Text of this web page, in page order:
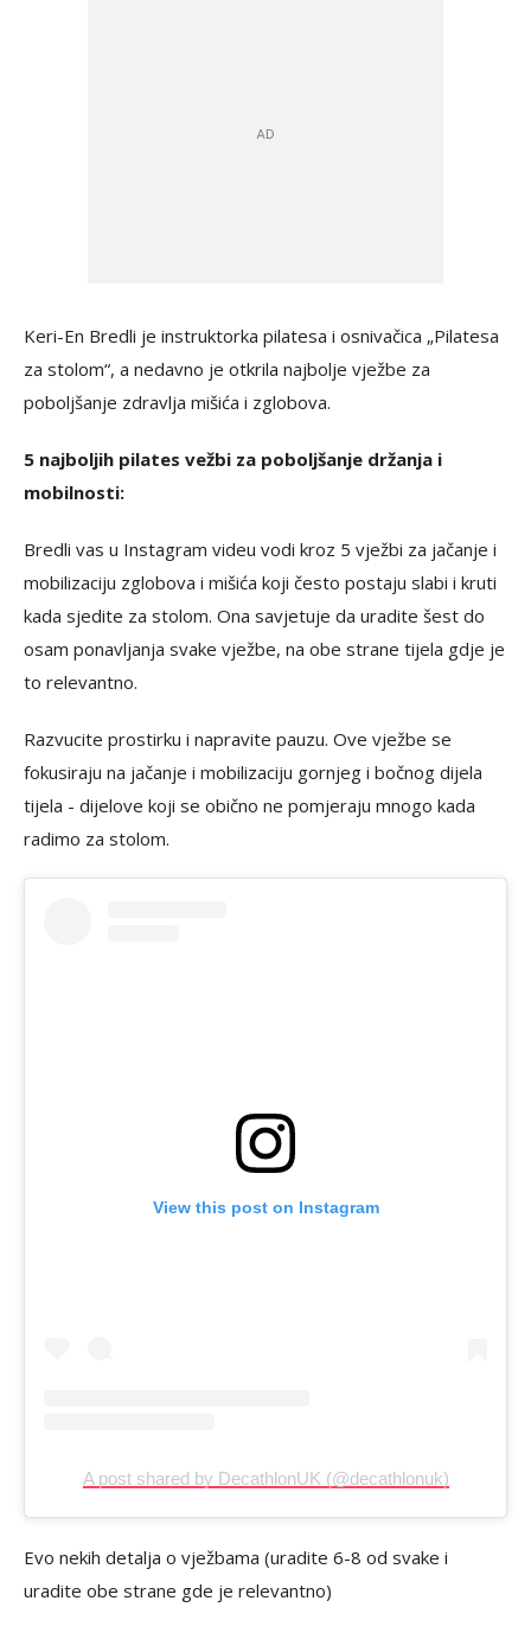
Keri-En Bredli je instruktorka pilatesa i osnivačica „Pilatesa
za stolom“, a nedavno je otkrila najbolje vježbe za
poboljšanje zdravlja mišića i zglobova.
5 najboljih pilates vežbi za poboljšanje držanja i
mobilnosti:
Bredli vas u Instagram videu vodi kroz 5 vježbi za jačanje i
mobilizaciju zglobova i mišića koji često postaju slabi i kruti
kada sjedite za stolom. Ona savjetuje da uradite šest do
osam ponavljanja svake vježbe, na obe strane tijela gdje je
to relevantno.
Razvucite prostirku i napravite pauzu. Ove vježbe se
fokusiraju na jačanje i mobilizaciju gornjeg i bočnog dijela
tijela - dijelove koji se obično ne pomjeraju mnogo kada
radimo za stolom. ⁠
View this post on Instagram
A post shared by DecathlonUK (@decathlonuk)
Evo nekih detalja o vježbama (uradite 6-8 od svake i
uradite obe strane gde je relevantno)⁠